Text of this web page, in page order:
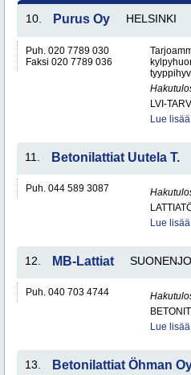
10. Purus Oy HELSINKI
Puh. 020 7789 030
Faksi 020 7789 036
LVI-
Lue
11. Betonilattiat Uutela T.
Puh. 044 589 3087
Lue
12. MB-Lattiat
Puh. 040 703 4744
Lue
13. Betonilattiat Öhman